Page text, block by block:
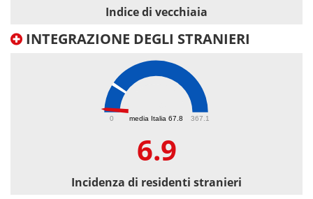
Indice di vecchiaia
INTEGRAZIONE DEGLI STRANIERI
media Italia 67.8
0 367.1
6.9
Incidenza di residenti stranieri